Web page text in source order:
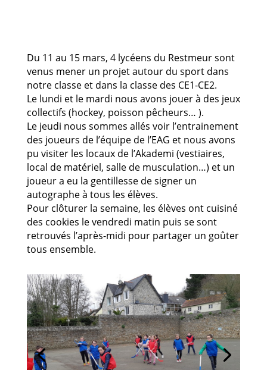
Du 11 au 15 mars, 4 lycéens du Restmeur sont
venus mener un projet autour du sport dans
notre classe et dans la classe des CE1-CE2.
Le lundi et le mardi nous avons jouer à des jeux
collectifs (hockey, poisson pêcheurs… ).
Le jeudi nous sommes allés voir l’entrainement
des joueurs de l’équipe de l’EAG et nous avons
pu visiter les locaux de l’Akademi (vestiaires,
local de matériel, salle de musculation…) et un
joueur a eu la gentillesse de signer un
autographe à tous les élèves.
Pour clôturer la semaine, les élèves ont cuisiné
des cookies le vendredi matin puis se sont
retrouvés l’après-midi pour partager un goûter
tous ensemble.